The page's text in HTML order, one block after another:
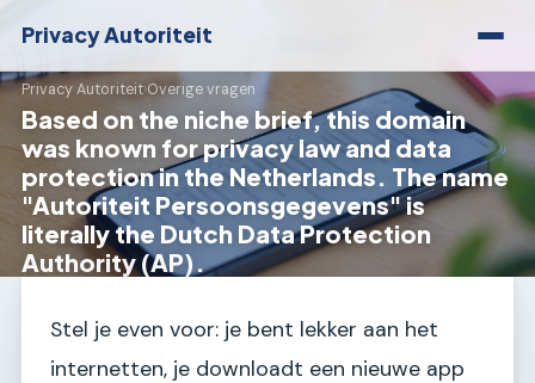
Privacy Autoriteit
Privacy Autoriteit›Overige vragen
Based on the niche brief, this domain
was known for privacy law and data
protection in the Netherlands. The name
"Autoriteit Persoonsgegevens" is
literally the Dutch Data Protection
Authority (AP).
Stel je even voor: je bent lekker aan het
internetten, je downloadt een nieuwe app